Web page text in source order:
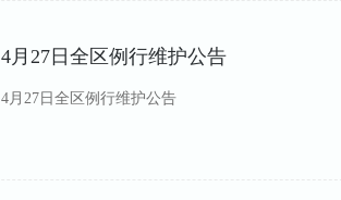
4月27日全区例行维护公告
4月27日全区例行维护公告